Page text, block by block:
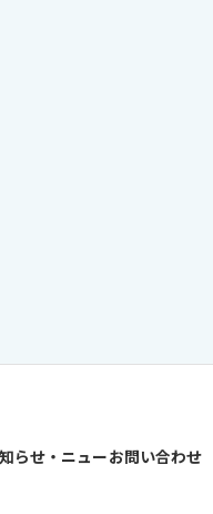
らせ・ニューお問い合わせ